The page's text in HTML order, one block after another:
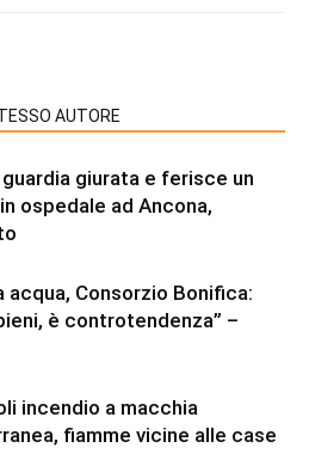
AUTORE
giurata e ferisce un
ospedale ad Ancona,
acqua, Consorzio Bonifica:
è controtendenza” –
incendio a macchia
fiamme vicine alle case